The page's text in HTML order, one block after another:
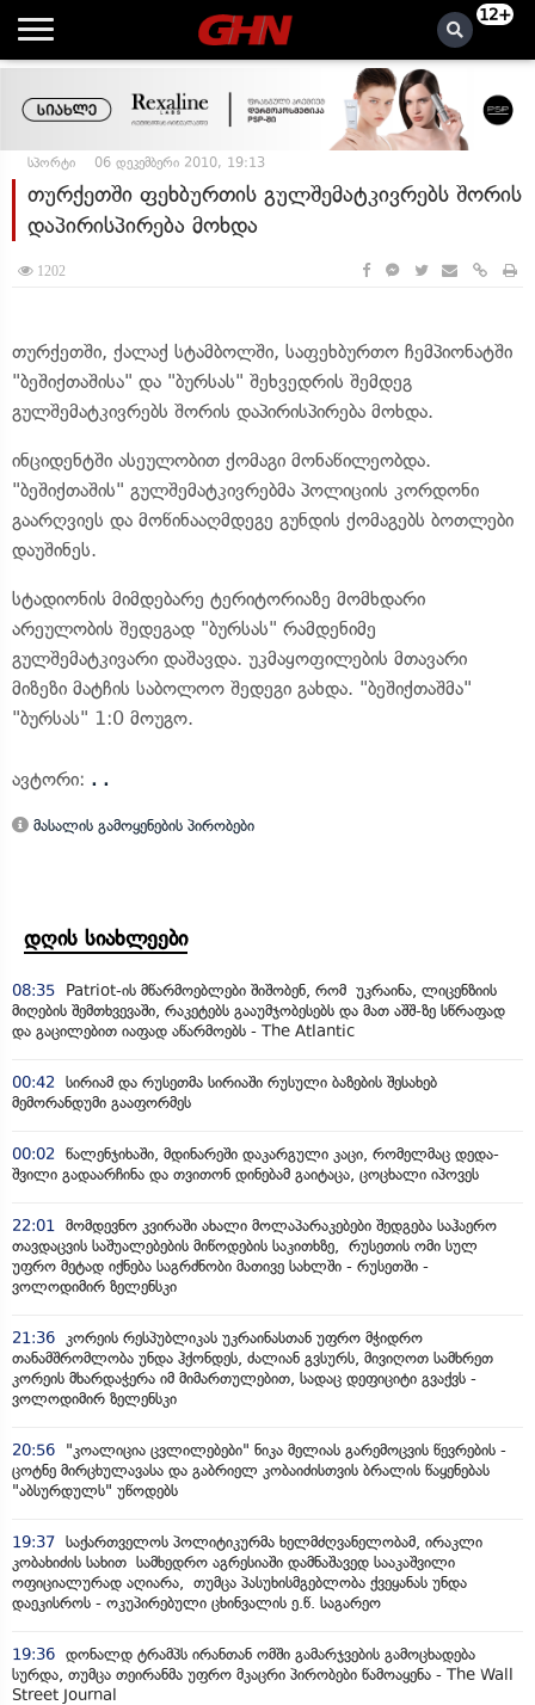
12+
სპორტი 06 დეკემბერი 2010, 19:13
თურქეთში ფეხბურთის გულშემატკივრებს შორის
დაპირისპირება მოხდა
1202
თურქეთში, ქალაქ სტამბოლში, საფეხბურთო ჩემპიონატში
"ბეშიქთაშისა" და "ბურსას" შეხვედრის შემდეგ
გულშემატკივრებს შორის დაპირისპირება მოხდა.
ინციდენტში ასეულობით ქომაგი მონაწილეობდა.
"ბეშიქთაშის" გულშემატკივრებმა პოლიციის კორდონი
გაარღვიეს და მოწინააღმდეგე გუნდის ქომაგებს ბოთლები
დაუშინეს.
სტადიონის მიმდებარე ტერიტორიაზე მომხდარი
არეულობის შედეგად "ბურსას" რამდენიმე
გულშემატკივარი დაშავდა. უკმაყოფილების მთავარი
მიზეზი მატჩის საბოლოო შედეგი გახდა. "ბეშიქთაშმა"
"ბურსას" 1:0 მოუგო.
ავტორი: . .
მასალის გამოყენების პირობები
დღის სიახლეები
08:35
Patriot-ის მწარმოებლები შიშობენ, რომ უკრაინა, ლიცენზიის
მიღების შემთხვევაში, რაკეტებს გააუმჯობესებს და მათ აშშ-ზე სწრაფად
და გაცილებით იაფად აწარმოებს - The Atlantic
00:42 სირიამ და რუსეთმა სირიაში რუსული ბაზების შესახებ
მემორანდუმი გააფორმეს
00:02 წალენჯიხაში, მდინარეში დაკარგული კაცი, რომელმაც დედა-
შვილი გადაარჩინა და თვითონ დინებამ გაიტაცა, ცოცხალი იპოვეს
22:01 მომდევნო კვირაში ახალი მოლაპარაკებები შედგება საჰაერო
თავდაცვის საშუალებების მიწოდების საკითხზე, რუსეთის ომი სულ
უფრო მეტად იქნება საგრძნობი მათივე სახლში - რუსეთში -
ვოლოდიმირ ზელენსკი
21:36 კორეის რესპუბლიკას უკრაინასთან უფრო მჭიდრო
თანამშრომლობა უნდა ჰქონდეს, ძალიან გვსურს, მივიღოთ სამხრეთ
კორეის მხარდაჭერა იმ მიმართულებით, სადაც დეფიციტი გვაქვს -
ვოლოდიმირ ზელენსკი
20:56
"კოალიცია ცვლილებები" ნიკა მელიას გარემოცვის წევრების -
ცოტნე მირცხულავასა და გაბრიელ კობაიძისთვის ბრალის წაყენებას
"აბსურდულს" უწოდებს
19:37 საქართველოს პოლიტიკურმა ხელმძღვანელობამ, ირაკლი
კობახიძის სახით სამხედრო აგრესიაში დამნაშავედ სააკაშვილი
ოფიციალურად აღიარა, თუმცა პასუხისმგებლობა ქვეყანას უნდა
დაეკისროს - ოკუპირებული ცხინვალის ე.წ. საგარეო
19:36 დონალდ ტრამპს ირანთან ომში გამარჯვების გამოცხადება
სურდა, თუმცა თეირანმა უფრო მკაცრი პირობები წამოაყენა - The Wall
Street Journal